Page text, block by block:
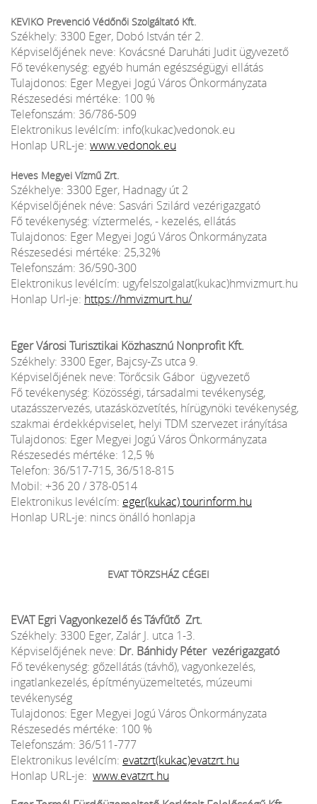
KEVIKO Prevenció Védőnői Szolgáltató Kft.
Székhely: 3300 Eger, Dobó István tér 2.
Képviselőjének neve: Kovácsné Daruháti Judit ügyvezető
Fő tevékenység: egyéb humán egészségügyi ellátás
Tulajdonos: Eger Megyei Jogú Város Önkormányzata
Részesedési mértéke: 100 %
Telefonszám: 36/786-509
Elektronikus levélcím: info(kukac)vedonok.eu
Honlap URL-je: www.vedonok.eu
Heves Megyei Vízmű Zrt.
Székhelye: 3300 Eger, Hadnagy út 2
Képviselőjének néve: Sasvári Szilárd vezérigazgató
Fő tevékenység: víztermelés, - kezelés, ellátás
Tulajdonos: Eger Megyei Jogú Város Önkormányzata
Részesedési mértéke: 25,32%
Telefonszám: 36/590-300
Elektronikus levélcím: ugyfelszolgalat(kukac)hmvizmurt.hu
Honlap Url-je: https://hmvizmurt.hu/
Eger Városi Turisztikai Közhasznú Nonprofit Kft.
Székhely: 3300 Eger, Bajcsy-Zs utca 9.
Képviselőjének neve: Törőcsik Gábor ügyvezető
Fő tevékenység: Közösségi, társadalmi tevékenység,
utazásszervezés, utazásközvetítés, hírügynöki tevékenység,
szakmai érdekképviselet, helyi TDM szervezet irányítása
Tulajdonos: Eger Megyei Jogú Város Önkormányzata
Részesedés mértéke: 12,5 %
Telefon: 36/517-715, 36/518-815
Mobil: +36 20 / 378-0514
Elektronikus levélcím: eger(kukac) tourinform.hu
Honlap URL-je: nincs önálló honlapja
EVAT TÖRZSHÁZ CÉGEI
EVAT Egri Vagyonkezelő és Távfűtő Zrt.
Székhely: 3300 Eger, Zalár J. utca 1-3.
Képviselőjének neve: Dr. Bánhidy Péter vezérigazgató
Fő tevékenység: gőzellátás (távhő), vagyonkezelés,
ingatlankezelés, építményüzemeltetés, múzeumi
tevékenység
Tulajdonos: Eger Megyei Jogú Város Önkormányzata
Részesedés mértéke: 100 %
Telefonszám: 36/511-777
Elektronikus levélcím: evatzrt(kukac)evatzrt.hu
Honlap URL-je: www.evatzrt.hu